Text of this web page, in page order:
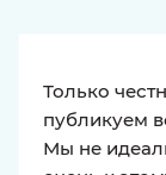
Только
публикуем
Мы не